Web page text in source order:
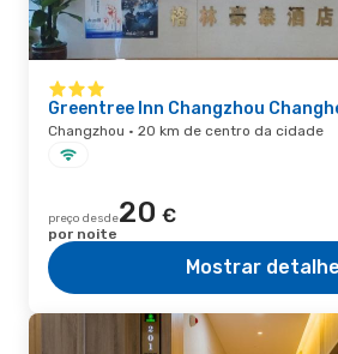
Greentree Inn Changzhou
Changzhou · 20 km de centro da cidade
preço desde20 €
por noite
Mostrar